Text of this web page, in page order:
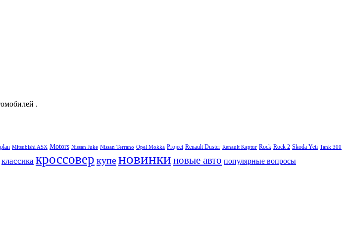
.
Mitsubishi ASX Motors Nissan Juke Nissan Terrano Opel Mokka Project Renault Duster Renault Kaptur Rock Rock 2 Skoda Yeti Tank 300
классика кроссовер купеновинки новые авто популярные вопросы